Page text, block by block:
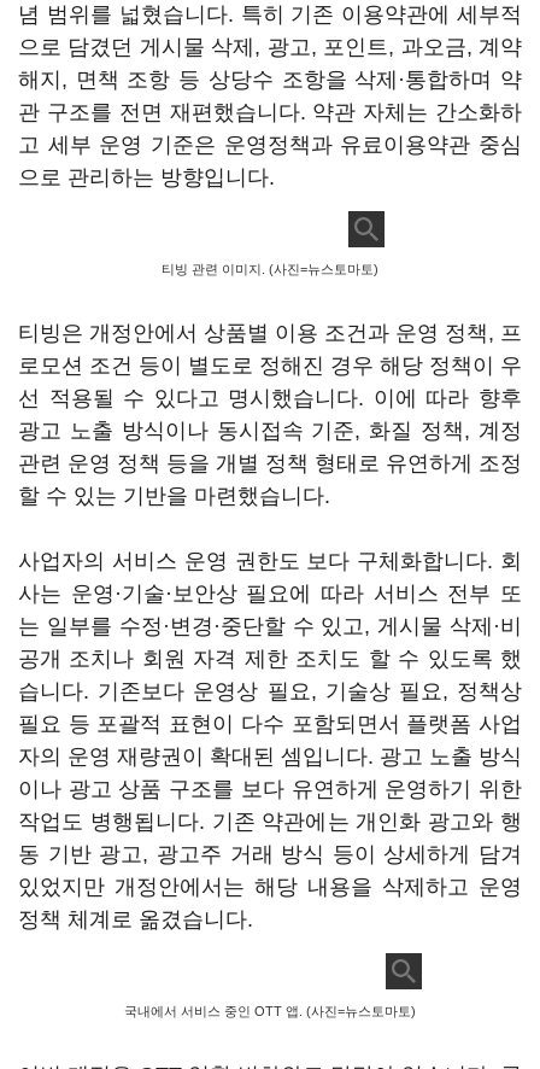
념 범위를 넓혔습니다. 특히 기존 이용약관에 세부적
으로 담겼던 게시물 삭제, 광고, 포인트, 과오금, 계약
해지, 면책 조항 등 상당수 조항을 삭제·통합하며 약
관 구조를 전면 재편했습니다. 약관 자체는 간소화하
고 세부 운영 기준은 운영정책과 유료이용약관 중심
으로 관리하는 방향입니다.
티빙 관련 이미지. (사진=뉴스토마토)
티빙은 개정안에서 상품별 이용 조건과 운영 정책, 프
로모션 조건 등이 별도로 정해진 경우 해당 정책이 우
선 적용될 수 있다고 명시했습니다. 이에 따라 향후
광고 노출 방식이나 동시접속 기준, 화질 정책, 계정
관련 운영 정책 등을 개별 정책 형태로 유연하게 조정
할 수 있는 기반을 마련했습니다.
사업자의 서비스 운영 권한도 보다 구체화합니다. 회
사는 운영·기술·보안상 필요에 따라 서비스 전부 또
는 일부를 수정·변경·중단할 수 있고, 게시물 삭제·비
공개 조치나 회원 자격 제한 조치도 할 수 있도록 했
습니다. 기존보다 운영상 필요, 기술상 필요, 정책상
필요 등 포괄적 표현이 다수 포함되면서 플랫폼 사업
자의 운영 재량권이 확대된 셈입니다. 광고 노출 방식
이나 광고 상품 구조를 보다 유연하게 운영하기 위한
작업도 병행됩니다. 기존 약관에는 개인화 광고와 행
동 기반 광고, 광고주 거래 방식 등이 상세하게 담겨
있었지만 개정안에서는 해당 내용을 삭제하고 운영
정책 체계로 옮겼습니다.
국내에서 서비스 중인 OTT 앱. (사진=뉴스토마토)